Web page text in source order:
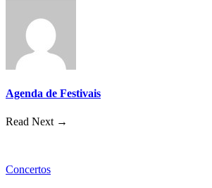
Agenda de Festivais
Read Next →
Concertos